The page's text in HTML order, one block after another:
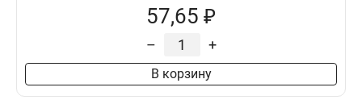
57,65 ₽
– +
В корзину